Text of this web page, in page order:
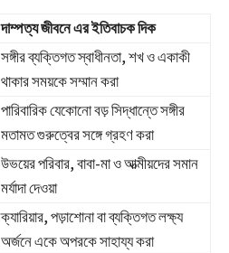
দাম্পত্য জীবনে এর ইতিবাচক দিক
সঙ্গীর ব্যক্তিগত স্বাধীনতা, শখ ও একাকী
থাকার সময়কে সম্মান করা
পারিবারিক যেকোনো বড় সিদ্ধান্তে সঙ্গীর
মতামত গুরুত্বের সঙ্গে গ্রহণ করা
উভয়ের পরিবার, বাবা-মা ও আত্মীয়দের সমান
মর্যাদা দেওয়া
ক্যারিয়ার, পড়াশোনা বা ব্যক্তিগত লক্ষ্য
অর্জনে একে অপরকে সাহায্য করা